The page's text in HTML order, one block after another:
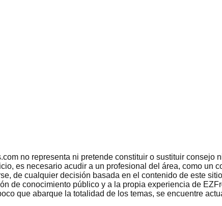
no representa ni pretende constituir o sustituir consejo
es necesario acudir a un profesional del área, como un
de cualquier decisión basada en el contenido de este
de conocimiento público y a la propia experiencia de
que abarque la totalidad de los temas, se encuentre